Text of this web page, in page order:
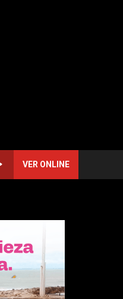
VER ONLINE